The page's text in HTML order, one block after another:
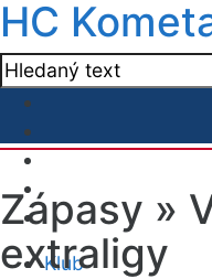
HC
Klub
Zápasy »
extraligy